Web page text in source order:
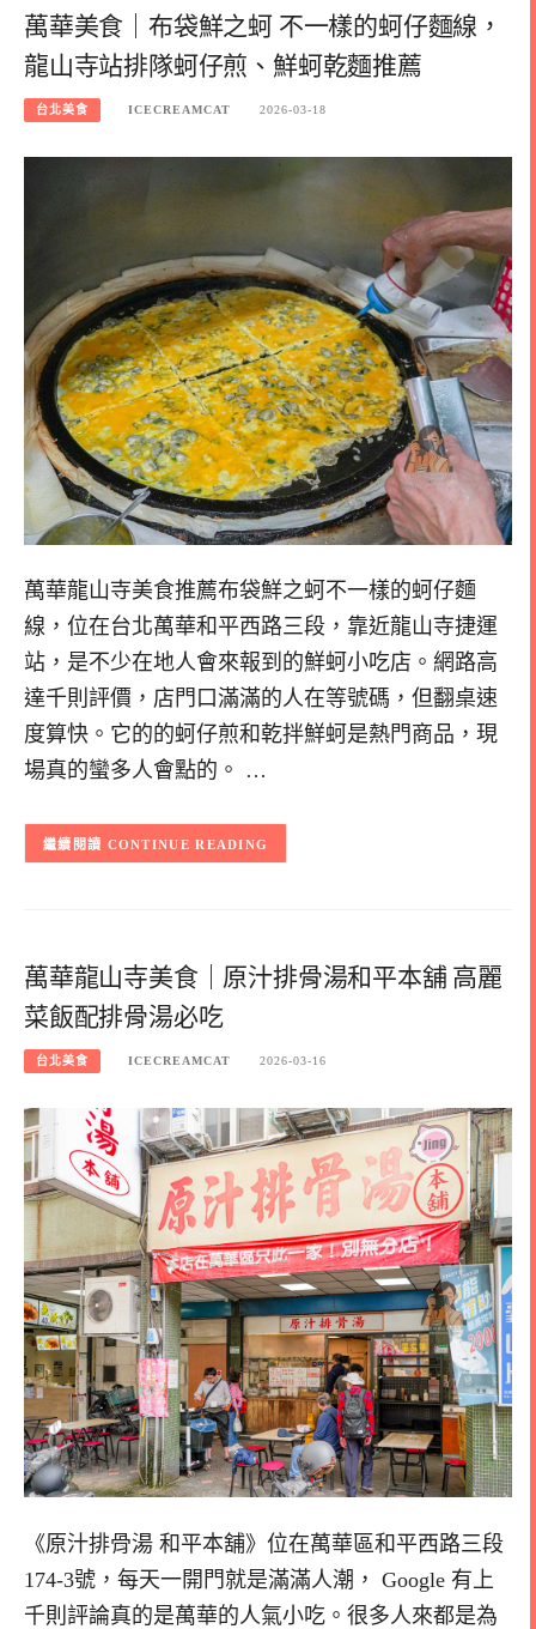
萬華美食｜布袋鮮之蚵 不一樣的蚵仔麵線，
龍山寺站排隊蚵仔煎、鮮蚵乾麵推薦
台北美食 ICECREAMCAT 2026-03-18
萬華龍山寺美食推薦布袋鮮之蚵不一樣的蚵仔麵
線，位在台北萬華和平西路三段，靠近龍山寺捷運
站，是不少在地人會來報到的鮮蚵小吃店。網路高
達千則評價，店門口滿滿的人在等號碼，但翻桌速
度算快。它的的蚵仔煎和乾拌鮮蚵是熱門商品，現
場真的蠻多人會點的。 …
CONTINUE READING
萬華龍山寺美食｜原汁排骨湯和平本舖 高麗
菜飯配排骨湯必吃
台北美食 ICECREAMCAT 2026-03-16
《原汁排骨湯 和平本舖》位在萬華區和平西路三段
174-3號，每天一開門就是滿滿人潮， Google 有上
千則評論真的是萬華的人氣小吃。很多人來都是為